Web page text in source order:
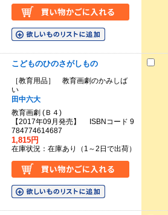
こどものひのさがしもの
［教育用品］ 教育画劇のかみしば
い
田中六大
教育画劇 (Ｂ４)
【2017年09月発売】 ISBNコード 9
784774614687
1,815円
在庫状況：在庫あり（1～2日で出荷）